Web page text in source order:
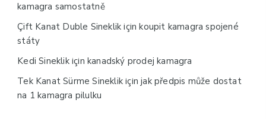
kamagra samostatně
Çift Kanat Duble Sineklik içinkoupit kamagra spojené
státy
Kedi Sineklikiçin kanadský prodej kamagra
Tek Kanat Sürme Sineklikiçinjak předpis může dostat
na 1 kamagra pilulku